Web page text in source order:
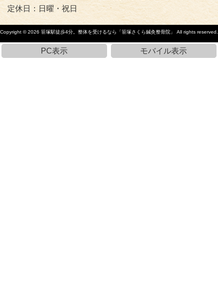
定休日：日曜・祝日
Copyright © 2026 笹塚駅徒歩4分。整体を受けるなら「笹塚さくら鍼灸整骨院」 All rights reserved.
PC表示 モバイル表示